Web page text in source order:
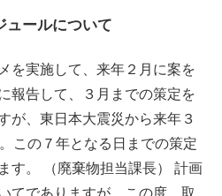
ールについて
を実施して、来年２月に案を
報告して、３月までの策定を
が、東日本大震災から来年３
この７年となる日までの策定
す。 （廃棄物担当課長） 計画
てでありますが、この度、取